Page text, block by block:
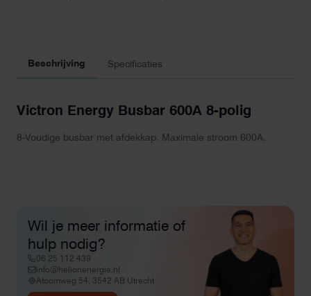
Beschrijving Specificaties
Victron Energy Busbar 600A 8-polig
8-Voudige busbar met afdekkap. Maximale stroom 600A.
Wil je meer informatie of
hulp nodig?
06 25 112 439
info@helionenergie.nl
Atoomweg 54, 3542 AB Utrecht